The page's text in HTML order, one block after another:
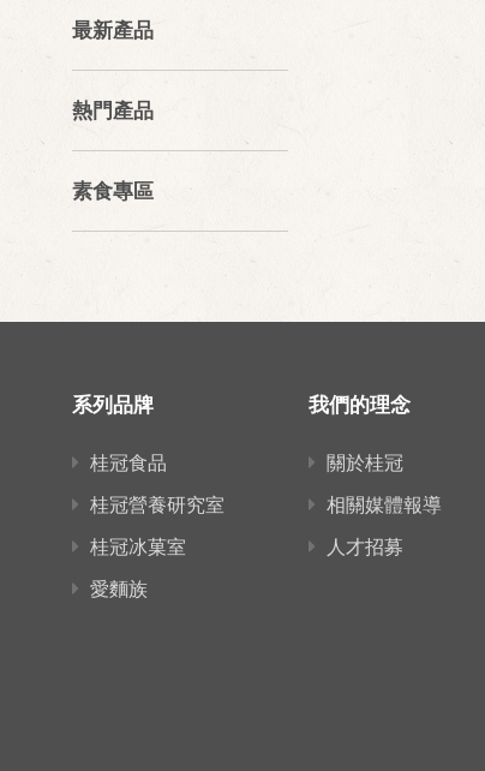
最新產品
熱門產品
素食專區
系列品牌
桂冠食品
桂冠營養研究室
桂冠冰菓室
愛麵族
我們的理念
關於桂冠
相關媒體報導
人才招募